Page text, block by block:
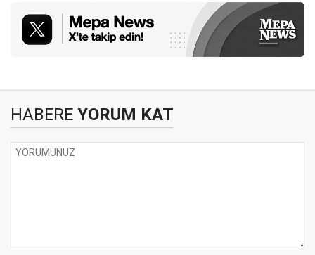
HABERE YORUM KAT